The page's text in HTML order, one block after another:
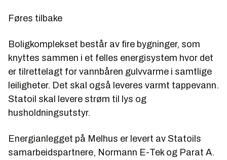
Føres tilbake
Boligkomplekset består av fire bygninger, som
knyttes sammen i et felles energisystem hvor det
er tilrettelagt for vannbåren gulvvarme i samtlige
leiligheter. Det skal også leveres varmt tappevann.
Statoil skal levere strøm til lys og
husholdningsutstyr.
Energianlegget på Melhus er levert av Statoils
samarbeidspartnere, Normann E-Tek og Parat A.